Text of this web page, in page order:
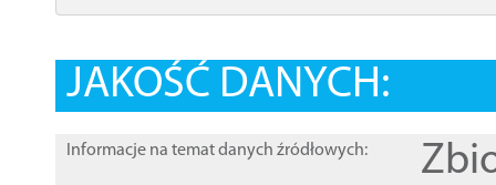
JAKOŚĆ DANYCH:
Informacje na temat danych źródłowych: